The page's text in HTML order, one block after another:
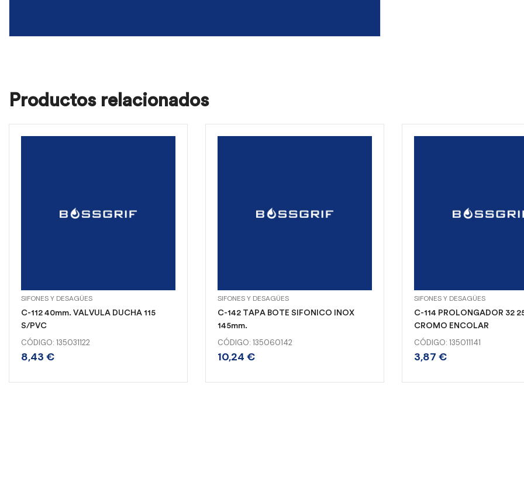
Productos relacionados
SIFONES Y DESAGÜES
C-112 40mm. VALVULA DUCHA 115
S/PVC
CÓDIGO: 135031122
8,43 €
SIFONES Y DESAGÜES
C-142 TAPA BOTE SIFONICO INOX
145mm.
CÓDIGO: 135060142
10,24 €
SIFONES Y DESAGÜES
C-114 PROLONGADOR 32
CROMO ENCOLAR
CÓDIGO: 135011141
3,87 €